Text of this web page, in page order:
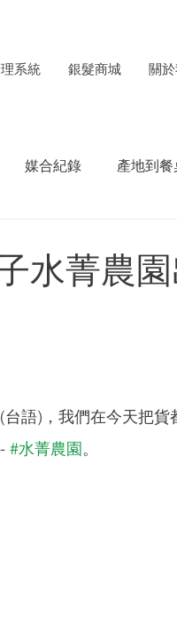
系統 銀髮商城 關
媒合紀錄 產地到餐
紀錄
水菁農
語)，我們在今天把貨
#水菁農園。